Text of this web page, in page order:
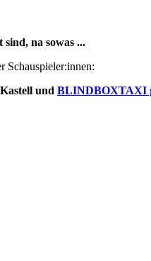
na sowas ...
Schauspieler:innen:
und BLINDBOXTAXI